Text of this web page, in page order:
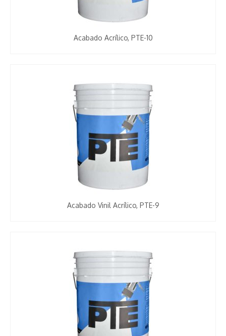
Acabado Acrílico, PTE-10
Acabado Vinil Acrílico, PTE-9